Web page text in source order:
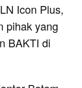
Icon Plus,
pihak yang
BAKTI di